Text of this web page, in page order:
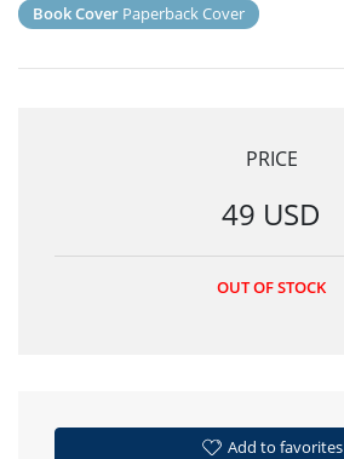
Book Cover Paperback Cover
PRICE
49 USD
OUT OF STOCK
Add to favorites